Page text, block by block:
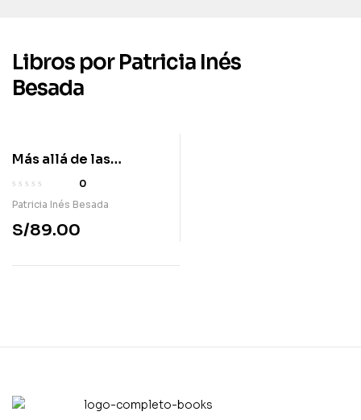
Libros por Patricia Inés
Besada
Más allá de las
palabras
0
Patricia Inés Besada
S/89.00